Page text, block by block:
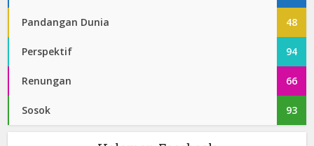
Pandangan Dunia 48
Perspektif 94
Renungan 66
Sosok 93